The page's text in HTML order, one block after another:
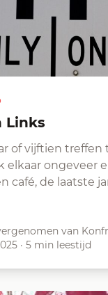
Links
of vijftien
elkaar ongeveer
café, de laatste
van
· 5 min leestijd